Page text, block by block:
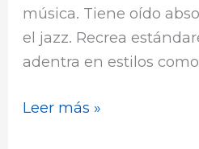
música. Tiene oído
el jazz. Recrea
adentra en estilos
Leer más »